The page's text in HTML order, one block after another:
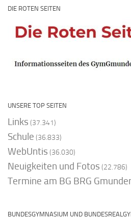
DIE ROTEN SEITEN
UNSERE TOP SEITEN
Links (37.341)
Schule (36.833)
WebUntis (36.030)
Neuigkeiten und Fotos (22.786)
Termine am BG BRG
BUNDESGYMNASIUM UND